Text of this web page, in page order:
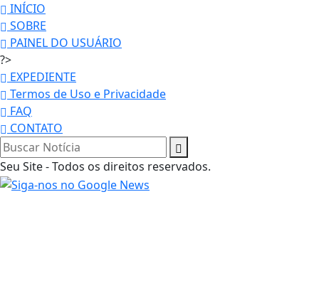
INÍCIO
SOBRE
PAINEL DO USUÁRIO
?>
EXPEDIENTE
Termos de Uso e Privacidade
FAQ
CONTATO
Seu Site - Todos os direitos reservados.
Termos de Uso e Privacidade
Esse site utiliza cookies para melhorar sua